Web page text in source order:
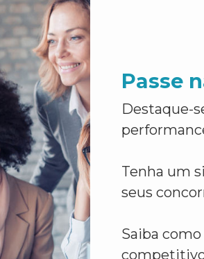
Passe
Destaque-
Tenha um
seus
Saiba